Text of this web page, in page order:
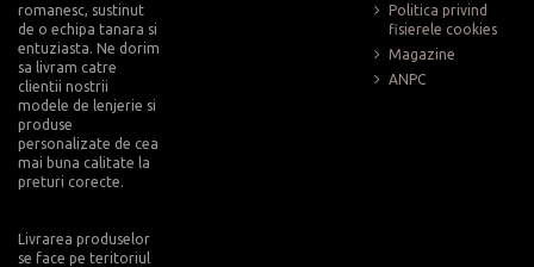
romanesc, sustinut
de o echipa tanara si
entuziasta. Ne dorim
sa livram catre
clientii nostrii
modele de lenjerie si
produse
personalizate de cea
mai buna calitate la
preturi corecte.
Livrarea produselor
se face pe teritoriul
Politica privind
fisierele cookies
Magazine
ANPC